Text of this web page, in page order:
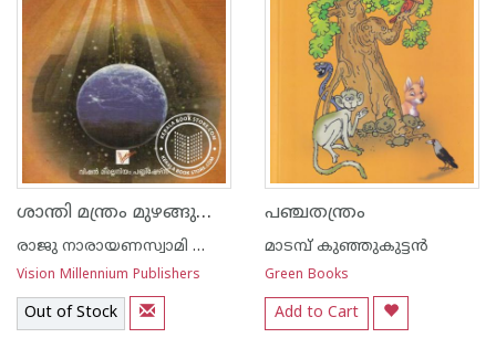
ശാന്തി മന്ത്രം മുഴങ്ങുന്ന താഴ്വരയില്‍
രാജു നാരായണസ്വാമി ഐ എ എസ്
Vision Millennium Publishers
Out of Stock
പഞ്ചതന്ത്രം
മാടമ്പ് കുഞ്ഞുകുട്ടന്‍
Green Books
Add to Cart